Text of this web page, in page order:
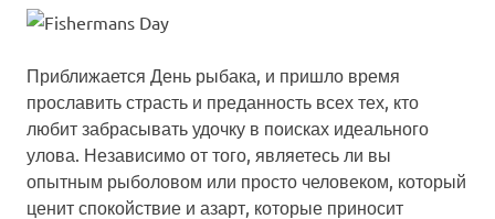
Приближается День рыбака, и пришло время
прославить страсть и преданность всех тех, кто
любит забрасывать удочку в поисках идеального
улова. Независимо от того, являетесь ли вы
опытным рыболовом или просто человеком, который
ценит спокойствие и азарт, которые приносит